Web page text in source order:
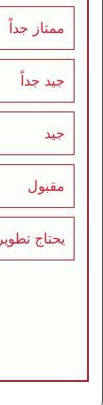
ممتاز جداً
جيد جداً
جيد
مقبول
يحتاج تطوير